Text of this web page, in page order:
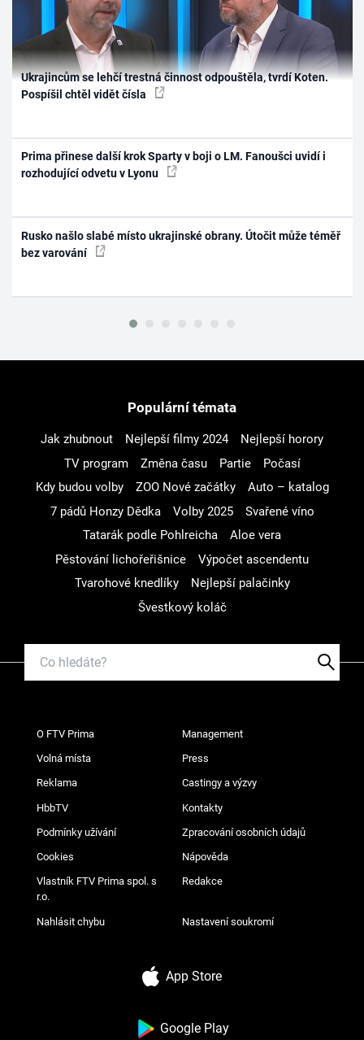
Ukrajincům se lehčí trestná činnost odpouštěla, tvrdí Koten.
Pospíšil chtěl vidět čísla
Prima přinese další krok Sparty v boji o LM. Fanoušci uvidí i
rozhodující odvetu v Lyonu
Rusko našlo slabé místo ukrajinské obrany. Útočit může téměř
bez varování
Populární témata
Jak zhubnout Nejlepší filmy 2024
Nejlepší horory
TV program
Změna času Partie
Počasí
Kdy budou volby
ZOO Nové začátky
Auto – katalog
7 pádů Honzy Dědka
Volby 2025
Svařené víno
Tatarák podle Pohlreicha
Aloe vera
Pěstování lichořeřišnice
Výpočet ascendentu
Tvarohové knedlíky
Nejlepší palačinky
Švestkový koláč
O FTV Prima Management
Volná místa Press
Reklama Castingy a výzvy
HbbTV Kontakty
Podmínky užívání Zpracování osobních údajů
Cookies Nápověda
Vlastník FTV Prima spol. s
r.o.
Redakce
Nahlásit chybu Nastavení soukromí
App Store
Google Play